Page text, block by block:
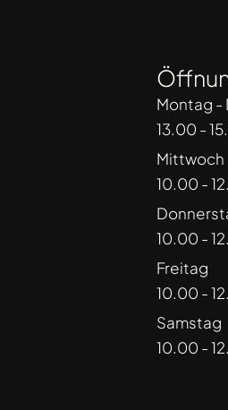
Montag -
13.00 -
Mittwoch
10.00 -
10.00 -
Freitag
10.00 -
Samstag
10.00 -